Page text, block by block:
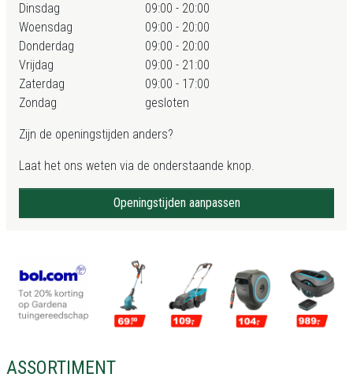
Dinsdag
09:00 - 20:00
Woensdag
09:00 - 20:00
Donderdag
09:00 - 20:00
Vrijdag
09:00 - 21:00
Zaterdag
09:00 - 17:00
Zondag
gesloten
Zijn de openingstijden anders?
Laat het ons weten via de onderstaande knop.
Openingstijden aanpassen
ASSORTIMENT